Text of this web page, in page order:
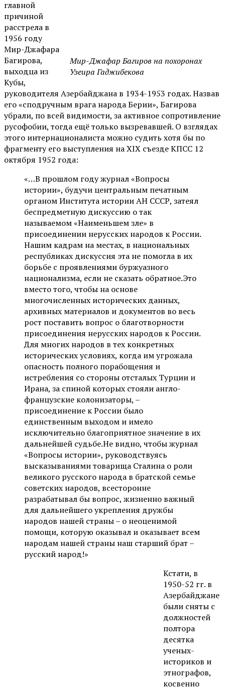
Мир-Джафар Багиров на похоронах
Узеира Гаджибекова
главной
причиной
расстрела в
1956 году
Мир-Джафара
Багирова,
выходца из
Кубы,
руководителя Азербайджана в 1934-1953 годах. Назвав
его «сподручным врага народа Берии», Багирова
убрали, по всей видимости, за активное сопротивление
русофобии, тогда ещё только вызревавшей. О взглядах
этого интернационалиста можно судить хотя бы по
фрагменту его выступления на XIX съезде КПСС 12
октября 1952 года:
«…В прошлом году журнал «Вопросы
истории», будучи центральным печатным
органом Института истории АН СССР, затеял
беспредметную дискуссию о так
называемом «Наименьшем зле» в
присоединении нерусских народов к России.
Нашим кадрам на местах, в национальных
республиках дискуссия эта не помогла в их
борьбе с проявлениями буржуазного
национализма, если не сказать обратное.Это
вместо того, чтобы на основе
многочисленных исторических данных,
архивных материалов и документов во весь
рост поставить вопрос о благотворности
присоединения нерусских народов к России.
Для многих народов в тех конкретных
исторических условиях, когда им угрожала
опасность полного порабощения и
истребления со стороны отсталых Турции и
Ирана, за спиной которых стояли англо-
французские колонизаторы, –
присоединение к России было
единственным выходом и имело
исключительно благоприятное значение в их
дальнейшей судьбе.Не видно, чтобы журнал
«Вопросы истории», руководствуясь
высказываниями товарища Сталина о роли
великого русского народа в братской семье
советских народов, всесторонне
разрабатывал бы вопрос, жизненно важный
для дальнейшего укрепления дружбы
народов нашей страны – о неоценимой
помощи, которую оказывал и оказывает всем
народам нашей страны наш старший брат –
русский народ!»
Кстати, в
1950-52 гг. в
Азербайджане
были сняты с
должностей
полтора
десятка
ученых-
историков и
этнографов,
косвенно